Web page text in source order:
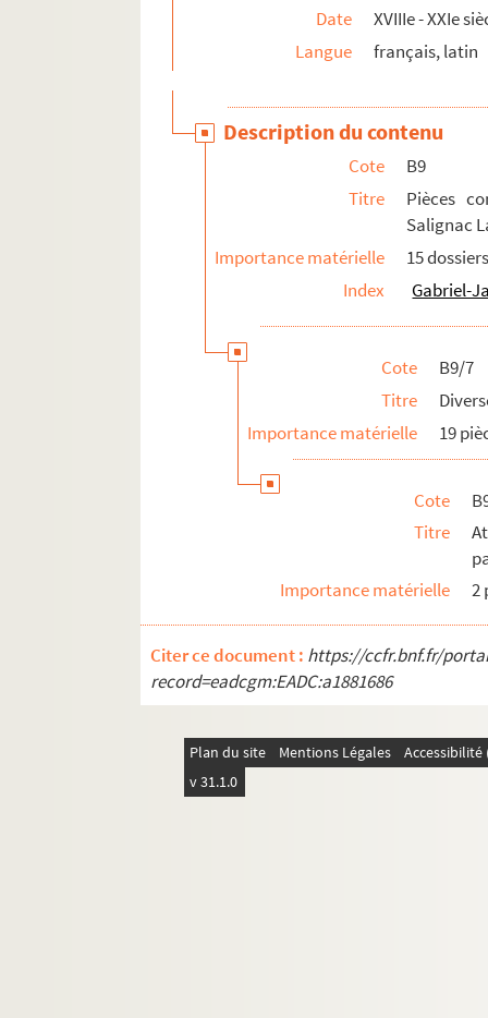
BB23. Pièces concernant l'iconographie
BB24. Pièces concernant l'iconographie
BB26. Divers documents sur Fénelon
BB27. Boîte manquante
Série C. Portraits gravés de Fénelon
Série D. Bibliothèque d’imprimés fénelonniens
Date
XVIIIe - XXIe
Langue
français, latin
Description du contenu
Cote
B9
Titre
Pièces
Salignac
Importance matérielle
15
Index
Gabriel-
Cote
B9/7
Titre
Importance matérielle
19
Cote
Titre
Importance matérielle
2
Citer ce document : https://ccfr.bnf.fr/
record=eadcgm:EADC:a1881686
Plan du site Mentions Légales
v 31.1.0